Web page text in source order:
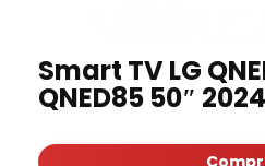
Smart TV LG
QNED85 50″ 2024